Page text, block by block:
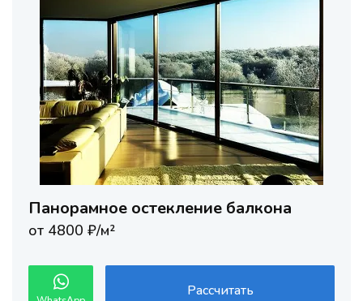
Панорамное остекление балкона
от 4800 ₽/м²
Рассчитать